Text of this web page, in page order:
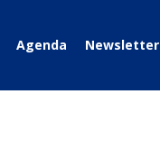
Agenda Newsletter